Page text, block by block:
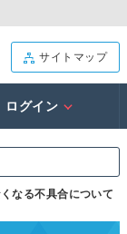
サイトマップ
ログイン
なる不具合について